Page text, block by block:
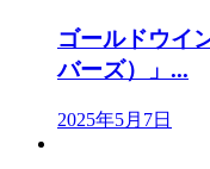
ゴールドウイ
バーズ）」...
2025年5月7日